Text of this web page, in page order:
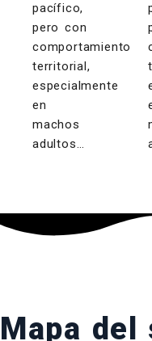
pacífico,
pero con
comportamiento
territorial,
especialmente
en
machos
adultos…
Mapa